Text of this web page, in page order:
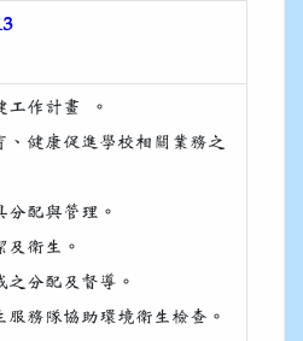
工作計畫 。
健康促進學校相關業務之
配與管理。
衛生。
分配及督導。
務隊協助環境衛生檢查。